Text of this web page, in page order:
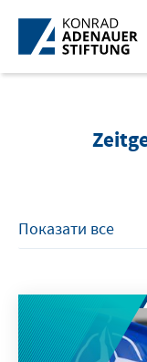
Skip to Main Content